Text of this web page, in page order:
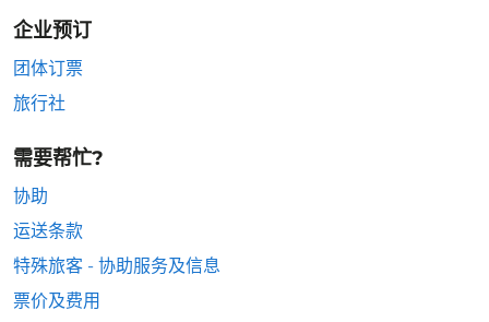
企业预订
团体订票
旅行社
需要帮忙?
协助
运送条款
特殊旅客 - 协助服务及信息
票价及费用